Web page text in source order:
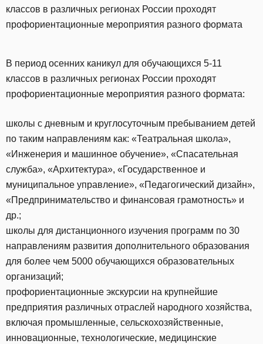
классов в различных регионах России проходят
профориентационные мероприятия разного формата
В период осенних каникул для обучающихся 5-11
классов в различных регионах России проходят
профориентационные мероприятия разного формата:
школы с дневным и круглосуточным пребыванием детей
по таким направлениям как: «Театральная школа»,
«Инженерия и машинное обучение», «Спасательная
служба», «Архитектура», «Государственное и
муниципальное управление», «Педагогический дизайн»,
«Предпринимательство и финансовая грамотность» и
др.;
школы для дистанционного изучения программ по 30
направлениям развития дополнительного образования
для более чем 5000 обучающихся образовательных
организаций;
профориентационные экскурсии на крупнейшие
предприятия различных отраслей народного хозяйства,
включая промышленные, сельскохозяйственные,
инновационные, технологические, медицинские